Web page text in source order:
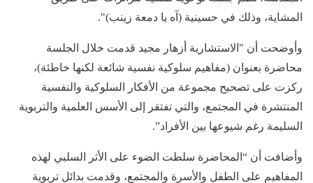
المشاية، وذلك في حسينية (آه يا دمعة زينب)".
وأوضحت أن "الاستشارية أزهار مجيد قدمت خلال الجلسة
محاضرة بعنوان (مفاهيم سلوكية نفسية شائعة لكنها خاطئة)،
ركزت على تصحيح مجموعة من الأفكار السلوكية والنفسية
المنتشرة في المجتمع، والتي تفتقر إلى الأسس العلمية والتربوية
السليمة رغم شيوعها بين الأفراد”.
وأضافت أن “المحاضرة سلطت الضوء على الأثر السلبي لهذه
المفاهيم على الطفل والأسرة والمجتمع، وقدمت بدائل تربوية